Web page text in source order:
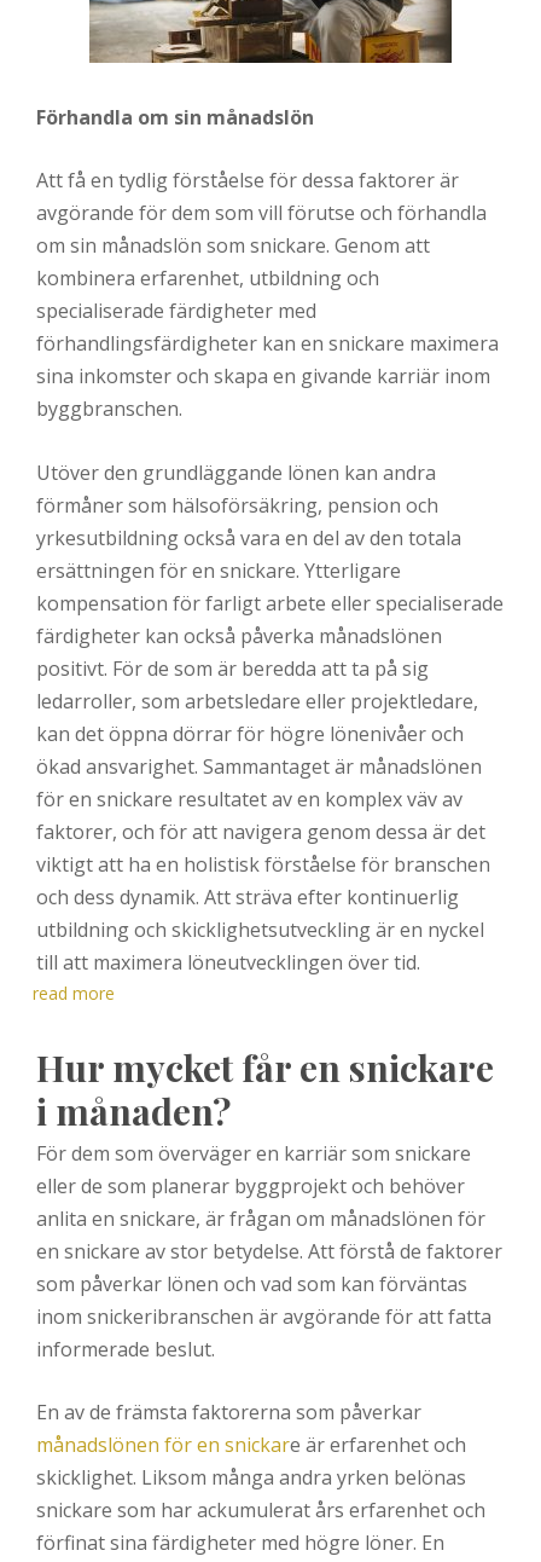
Förhandla om sin månadslön
Att få en tydlig förståelse för dessa faktorer är
avgörande för dem som vill förutse och förhandla
om sin månadslön som snickare. Genom att
kombinera erfarenhet, utbildning och
specialiserade färdigheter med
förhandlingsfärdigheter kan en snickare maximera
sina inkomster och skapa en givande karriär inom
byggbranschen.
Utöver den grundläggande lönen kan andra
förmåner som hälsoförsäkring, pension och
yrkesutbildning också vara en del av den totala
ersättningen för en snickare. Ytterligare
kompensation för farligt arbete eller specialiserade
färdigheter kan också påverka månadslönen
positivt. För de som är beredda att ta på sig
ledarroller, som arbetsledare eller projektledare,
kan det öppna dörrar för högre lönenivåer och
ökad ansvarighet. Sammantaget är månadslönen
för en snickare resultatet av en komplex väv av
faktorer, och för att navigera genom dessa är det
viktigt att ha en holistisk förståelse för branschen
och dess dynamik. Att sträva efter kontinuerlig
utbildning och skicklighetsutveckling är en nyckel
till att maximera löneutvecklingen över tid.
read more
Hur mycket får en snickare
i månaden?
För dem som överväger en karriär som snickare
eller de som planerar byggprojekt och behöver
anlita en snickare, är frågan om månadslönen för
en snickare av stor betydelse. Att förstå de faktorer
som påverkar lönen och vad som kan förväntas
inom snickeribranschen är avgörande för att fatta
informerade beslut.
En av de främsta faktorerna som påverkar
månadslönen för en snickare är erfarenhet och
skicklighet. Liksom många andra yrken belönas
snickare som har ackumulerat års erfarenhet och
förfinat sina färdigheter med högre löner. En